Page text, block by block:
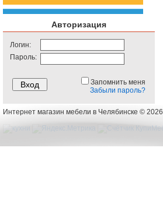
Авторизация
Логин:
Пароль:
Запомнить меня
Забыли пароль?
Интернет магазин мебели в Челябинске © 2026